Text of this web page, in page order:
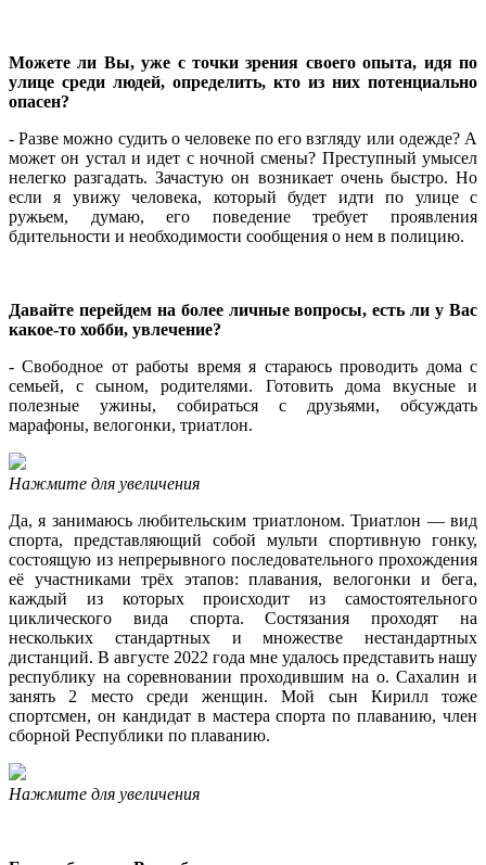
Можете ли Вы, уже с точки зрения своего опыта, идя по
улице среди людей, определить, кто из них потенциально
опасен?
- Разве можно судить о человеке по его взгляду или одежде? А
может он устал и идет с ночной смены? Преступный умысел
нелегко разгадать. Зачастую он возникает очень быстро. Но
если я увижу человека, который будет идти по улице с
ружьем, думаю, его поведение требует проявления
бдительности и необходимости сообщения о нем в полицию.
Давайте перейдем на более личные вопросы, есть ли у Вас
какое-то хобби, увлечение?
- Свободное от работы время я стараюсь проводить дома с
семьей, с сыном, родителями. Готовить дома вкусные и
полезные ужины, собираться с друзьями, обсуждать
марафоны, велогонки, триатлон.
Нажмите для увеличения
Да, я занимаюсь любительским триатлоном. Триатлон — вид
спорта, представляющий собой мульти спортивную гонку,
состоящую из непрерывного последовательного прохождения
её участниками трёх этапов: плавания, велогонки и бега,
каждый из которых происходит из самостоятельного
циклического вида спорта. Состязания проходят на
нескольких стандартных и множестве нестандартных
дистанций. В августе 2022 года мне удалось представить нашу
республику на соревновании проходившим на о. Сахалин и
занять 2 место среди женщин. Мой сын Кирилл тоже
спортсмен, он кандидат в мастера спорта по плаванию, член
сборной Республики по плаванию.
Нажмите для увеличения